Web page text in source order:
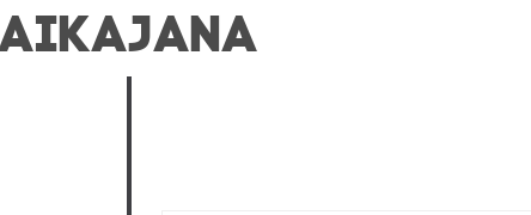
AIKAJANA